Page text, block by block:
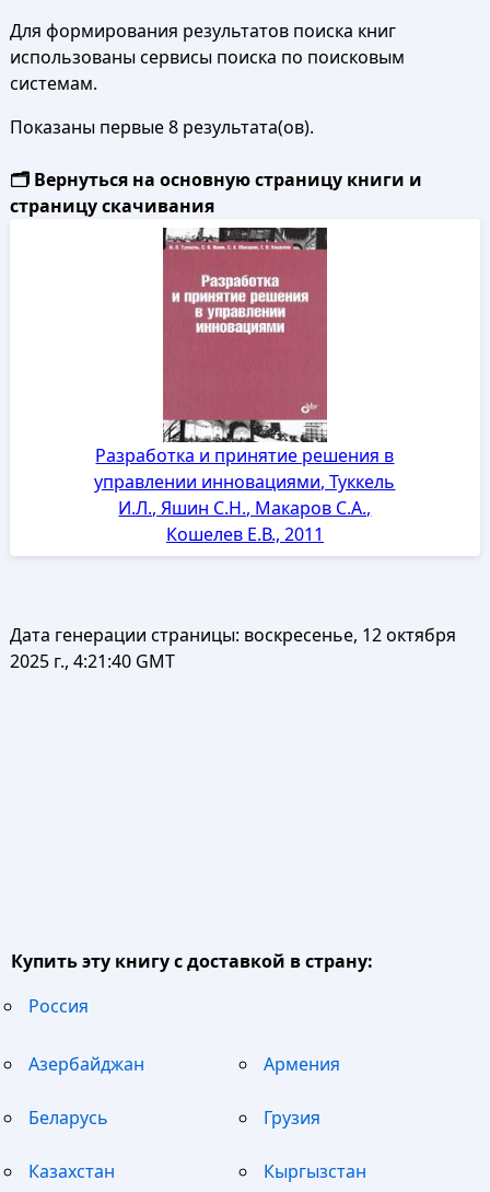
Для формирования результатов поиска книг
использованы сервисы поиска по поисковым
системам.
Показаны первые 8 результата(ов).
🗂️ Вернуться на основную страницу книги и
страницу скачивания
Разработка и принятие решения в
управлении инновациями, Туккель
И.Л., Яшин С.Н., Макаров С.А.,
Кошелев Е.В., 2011
Дата генерации страницы: воскресенье, 12 октября
2025 г., 4:21:40 GMT
Купить эту книгу с доставкой в страну:
Россия
Азербайджан Армения
Беларусь Грузия
Казахстан Кыргызстан